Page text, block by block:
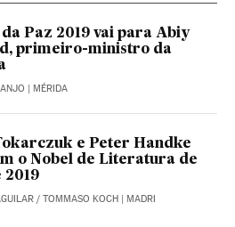
Paz 2019 vai para Abiy
primeiro-ministro da
| MÉRIDA
e Peter Handke
o Nobel de Literatura de
2019
/ TOMMASO KOCH | MADRI